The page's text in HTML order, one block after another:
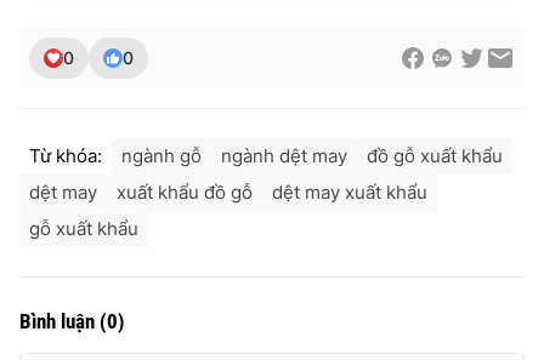
0 0
Từ khóa: ngành gỗ ngành dệt may
đồ gỗ xuất khẩu
dệt may
xuất khẩu đồ gỗ
dệt may xuất khẩu
gỗ xuất khẩu
Bình luận (0)